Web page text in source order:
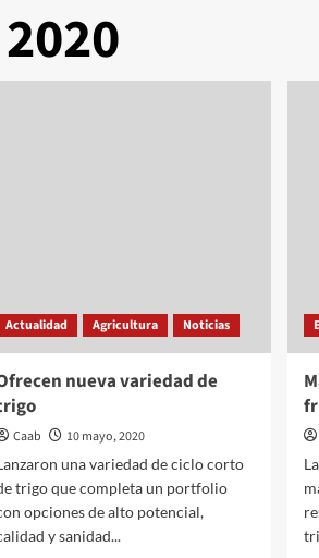
Actualidad Agricultura Noticias
nueva variedad de
Caab
10 mayo, 2020
una variedad de ciclo corto
trigo que completa un portfolio
opciones de alto potencial,
y sanidad...